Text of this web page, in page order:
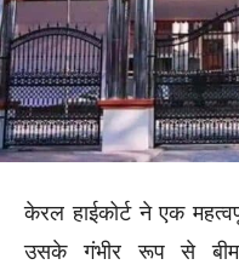
केरल हाईकोर्ट ने एक
उसके गंभीर रूप से